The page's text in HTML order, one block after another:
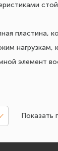
пластина,
нагрузкам,
элемент
Показать